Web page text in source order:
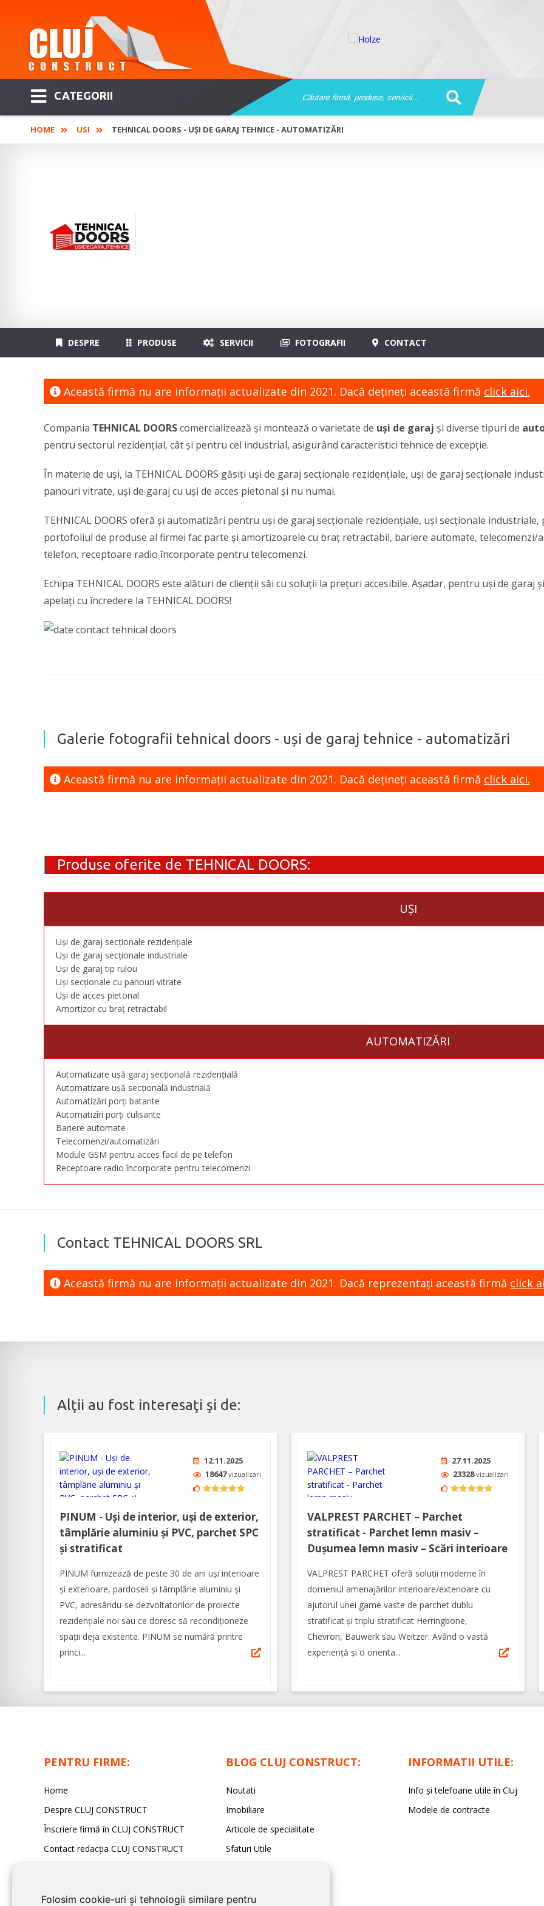
Folosim cookie-uri și tehnologii similare pentru
CATEGORII
HOME USI TEHNICAL DOORS - UȘI DE GARAJ TEHNICE - AUTOMATIZĂRI
DESPRE PRODUSE SERVICII FOTOGRAFII CONTACT
Această firmă nu are informaţii actualizate din 2021. Dacă dețineți această firmă click aici.
Compania TEHNICAL DOORScomercializează și montează o varietate de uși de garaj și diverse tipuri de
pentru sectorul rezidențial, cât și pentru cel industrial, asigurând caracteristici tehnice de excepție.
În materie de uși, la TEHNICAL DOORS găsiți uși de garaj secționale rezidențiale, uși de garaj secționale
panouri vitrate, uși de garaj cu uși de acces pietonal și nu numai.
TEHNICAL DOORS oferă și automatizări pentru uși de garaj secționale rezidențiale, uși secționale
portofoliul de produse al firmei fac parte și amortizoarele cu braț retractabil, bariere automate, telecomenzi/
telefon, receptoare radio încorporate pentru telecomenzi.
Echipa TEHNICAL DOORS este alături de clienții săi cu soluții la prețuri accesibile. Așadar, pentru uși de
apelați cu încredere la TEHNICAL DOORS!
Galerie fotografii tehnical doors - uși de garaj tehnice - automatizări
Această firmă nu are informaţii actualizate din 2021. Dacă dețineți această firmă click aici.
Produse oferite de TEHNICAL DOORS:
UȘI
Uși de garaj secționale rezidențiale
Uși de garaj secționale industriale
Uși de garaj tip rulou
Uși secționale cu panouri vitrate
Uși de acces pietonal
Amortizor cu braț retractabil
AUTOMATIZĂRI
Automatizare ușă garaj secțională rezidențială
Automatizare ușă secțională industrială
Automatizări porți batante
Automatizîri porți culisante
Bariere automate
Telecomenzi/automatizări
Module GSM pentru acces facil de pe telefon
Receptoare radio încorporate pentru telecomenzi
Contact TEHNICAL DOORS SRL
Această firmă nu are informaţii actualizate din 2021. Dacă reprezentaţi această firmă click
Alţii au fost interesaţi şi de:
12.11.2025
18647vizualizari
PINUM - Uși de interior, uși de exterior,
tâmplărie aluminiu şi PVC, parchet SPC
și stratificat
PINUM furnizează de peste 30 de ani uși interioare
şi exterioare, pardoseli şi tâmplărie aluminiu şi
PVC, adresându-se dezvoltatorilor de proiecte
rezidențiale noi sau ce doresc să recondiționeze
spații deja existente. PINUM se numără printre
princi...
27.11.2025
23328vizualizari
VALPREST PARCHET – Parchet
stratificat - Parchet lemn masiv –
Dușumea lemn masiv – Scări interioare
VALPREST PARCHET oferă soluții moderne în
domeniul amenajărilor interioare/exterioare cu
ajutorul unei game vaste de parchet dublu
stratificat și triplu stratificat Herringbone,
Chevron, Bauwerk sau Weitzer. Având o vastă
experienţă şi o orienta...
PENTRU FIRME:
Home
Despre CLUJ CONSTRUCT
Înscriere firmă în CLUJ CONSTRUCT
Contact redacția CLUJ CONSTRUCT
BLOG CLUJ CONSTRUCT:
Noutati
Imobiliare
Articole de specialitate
Sfaturi Utile
INFORMATII UTILE:
Info și telefoane utile în Cluj
Modele de contracte